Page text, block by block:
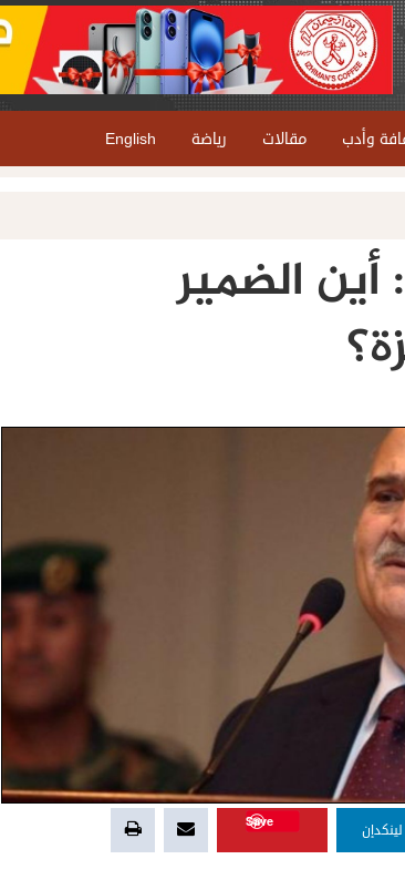
وأدب مقالات رياضة English
الضمير
لينكدإن
Save